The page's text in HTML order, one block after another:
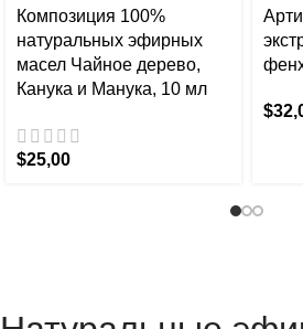
Композиция 100%
натуральных эфирных
масел Чайное дерево,
Канука и Манука, 10 мл
$25,00
$